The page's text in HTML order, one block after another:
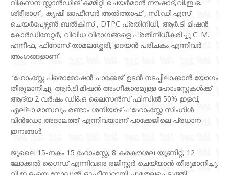
വികസന സ്റ്റാൻഡിങ് കമ്മിറ്റി ചെയർമാൻ നൗഷാദ്,വി.ഇ.ഒ.
ശ്രീരാഗ് , കൃഷി ഓഫീസർ അൽത്താഫ് , സി.ഡി.എസ്
ചെയർപേഴ്സൺ ബൽകീസ്‌ , DTPC പ്രതിനിധി, ആർ.ടി മിഷൻ
കോർഡിനേറ്റർ, വിവിധ വിഭാഗങ്ങളെ പ്രതിനിധീകരിച്ചു C. M.
ഹനീഫ, ഫിറോസ് താമലശ്ശേരി, ഉദയൻ പരിചകം എന്നിവർ
അംഗങ്ങളാണ്.
‘ഹോംസ്റ്റേ പ്രൊമോഷൻ പാക്കേജ്’ ഉടൻ നടപ്പിലാക്കാൻ യോഗം
തീരുമാനിച്ചു. ആർ.ടി മിഷൻ അംഗീകാരമുള്ള ഹോംസ്റ്റേകൾക്ക്
ആദ്യ 2 വർഷം ഡി&ഒ ലൈസൻസ് ഫീസിൽ 50% ഇളവ്,
എല്ലാ മാസവും രണ്ടാം ശനിയാഴ്ച ‘ഹോംസ്റ്റേ സിംഗിൾ
വിൻഡോ അദാലത്ത്’ എന്നിവയാണ് പാക്കേജിലെ പ്രധാന
ഇനങ്ങൾ.
ജൂലൈ 15-നകം 15 ഹോംസ്റ്റേ, 8 കരകൗശല യൂണിറ്റ്, 12
ലോക്കൽ ഗൈഡ് എന്നിവരെ രജിസ്റ്റർ ചെയ്യാൻ തീരുമാനിച്ചു.